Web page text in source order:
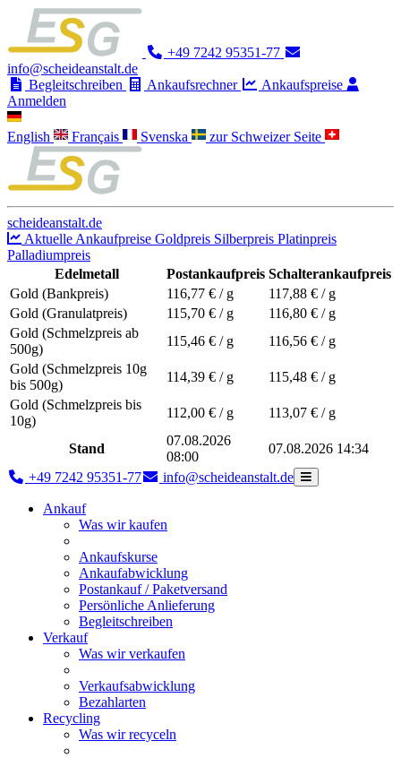
+49 7242 95351-77
info@scheideanstalt.de
Begleitschreiben
Ankaufsrechner
Ankaufspreise
Anmelden
English Français Svenska zur Schweizer Seite
scheideanstalt.de
Aktuelle Ankaufpreise Goldpreis Silberpreis Platinpreis
Palladiumpreis
Edelmetall
Postankaufpreis Schalterankaufpreis
Gold (Bankpreis)
116,77 € / g 117,88 € / g
Gold (Granulatpreis)
115,70 € / g 116,80 € / g
Gold (Schmelzpreis ab
500g)
115,46 € / g 116,56 € / g
Gold (Schmelzpreis 10g
bis 500g)
114,39 € / g 115,48 € / g
Gold (Schmelzpreis bis
10g)
112,00 € / g 113,07 € / g
Stand
07.08.2026
08:00
07.08.2026 14:34
+49 7242 95351-77 info@scheideanstalt.de
Ankauf
Was wir kaufen
Ankaufskurse
Ankaufabwicklung
Postankauf / Paketversand
Persönliche Anlieferung
Begleitschreiben
Verkauf
Was wir verkaufen
Verkaufsabwicklung
Bezahlarten
Recycling
Was wir recyceln